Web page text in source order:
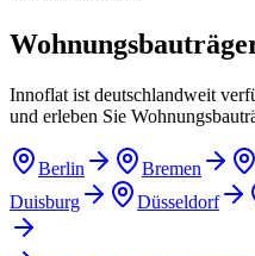
Innoflat ist deutschlandweit
und erleben Sie
Berlin Bremen
Duisburg
Düsseldorf